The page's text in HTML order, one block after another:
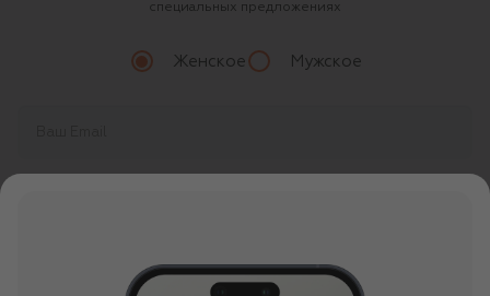
специальных предложениях
Женское Мужское
О ЦУМ